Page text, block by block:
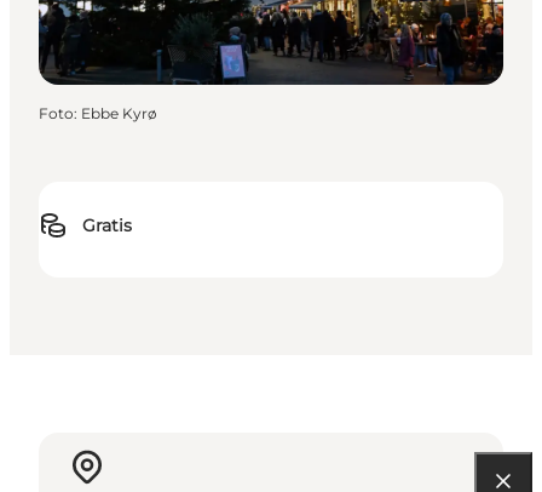
Gratis
Foto: Ebbe Kyrø